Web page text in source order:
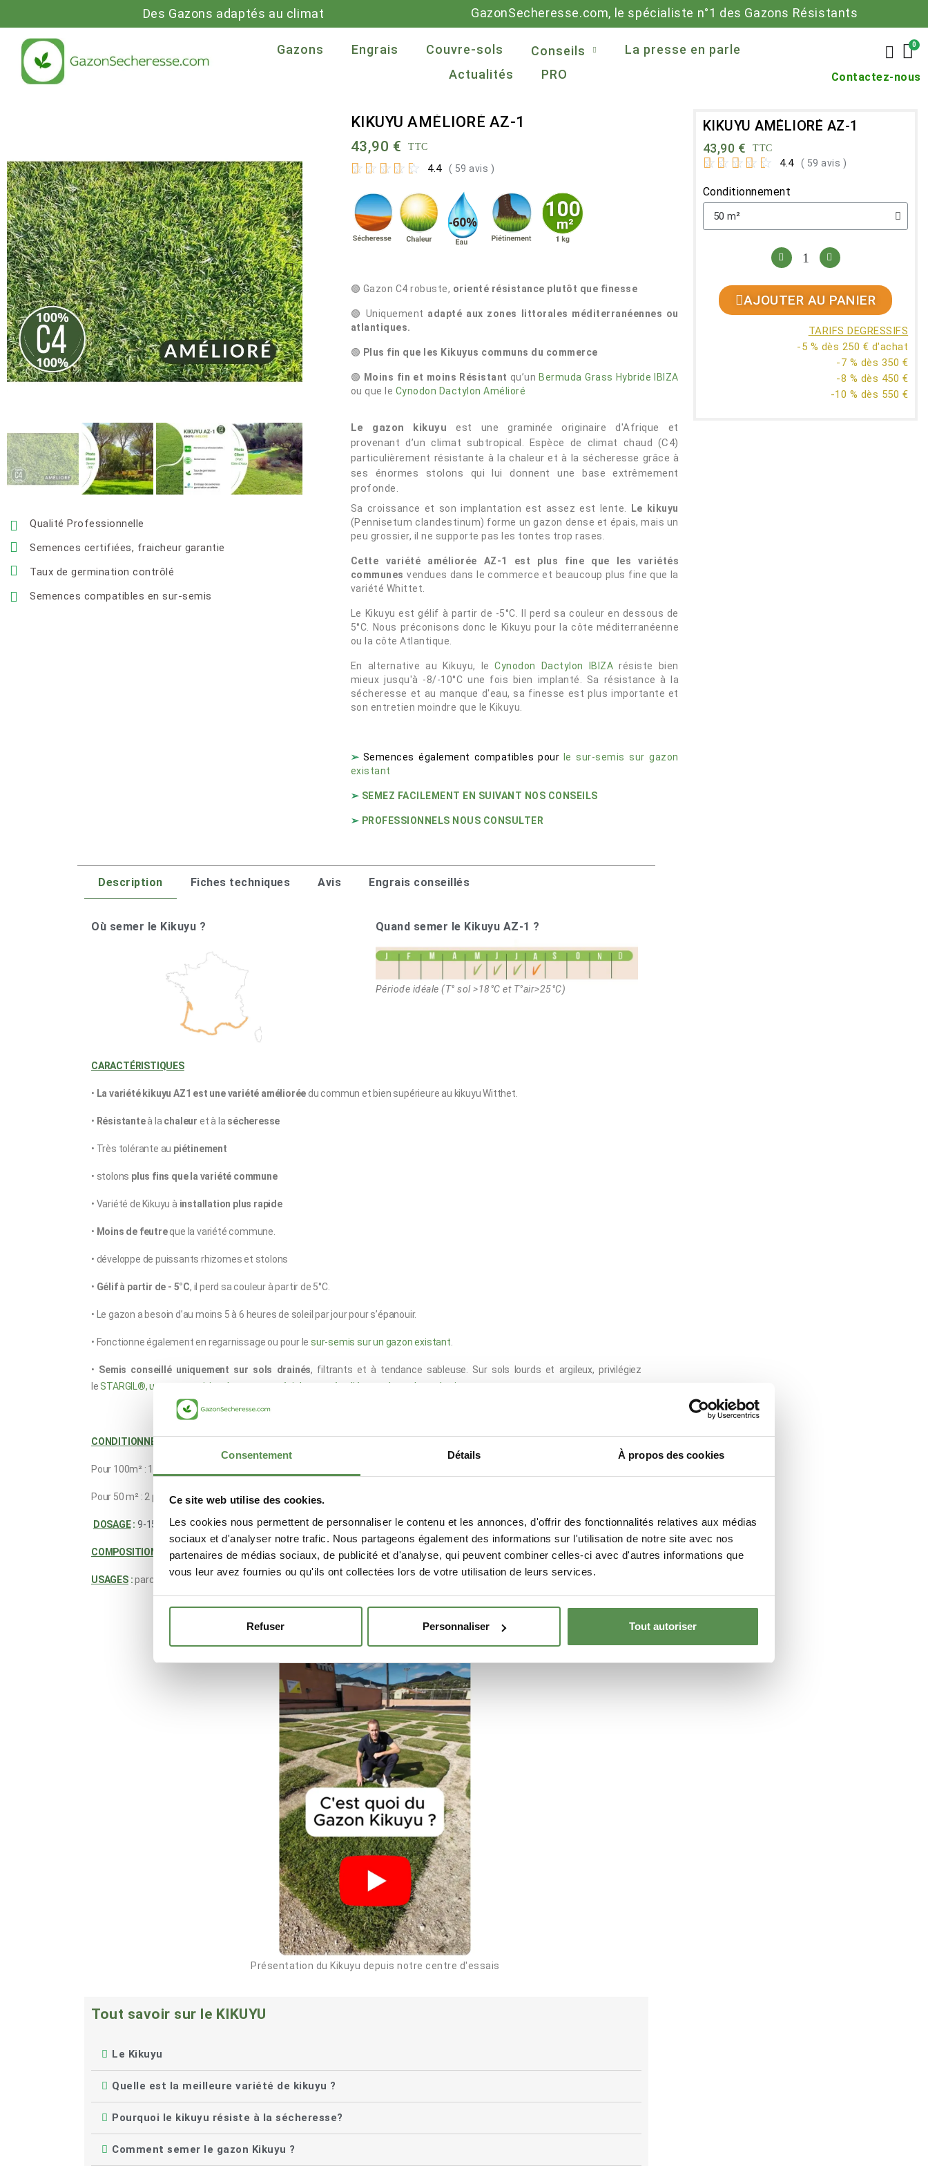
Consentement Détails À propos des cookies
Ce site web utilise des cookies.
Les cookies nous permettent de personnaliser le contenu et les annonces, d'offrir des fonctionnalités relatives aux médias
sociaux et d'analyser notre trafic. Nous partageons également des informations sur l'utilisation de notre site avec nos
partenaires de médias sociaux, de publicité et d'analyse, qui peuvent combiner celles-ci avec d'autres informations que
vous leur avez fournies ou qu'ils ont collectées lors de votre utilisation de leurs services.
Refuser Personnaliser Tout autoriser
Des Gazons adaptés au climat GazonSecheresse.com, le spécialiste n°1 des Gazons Résistants
Gazons Engrais Couvre-sols Conseils
La presse en parle
Actualités
PRO Contactez-nous
Qualité Professionnelle
Semences certifiées, fraicheur garantie
Taux de germination contrôlé
Semences compatibles en sur-semis
KIKUYU AMÉLIORÉ AZ-1
43,90 € TTC
☆ ☆ ☆ ☆ ☆ 4.4 ( 59 avis )
🟢 Gazon C4 robuste, orienté résistance plutôt que finesse
🟢 Uniquement adapté aux zones littorales méditerranéennes ou
atlantiques.
🟢 Plus fin que les Kikuyus communs du commerce
🟢 Moins fin et moins Résistant qu’un Bermuda Grass Hybride IBIZA
ou que le Cynodon Dactylon Amélioré
Le gazon kikuyu est une graminée originaire d'Afrique et
provenant d’un climat subtropical. Espèce de climat chaud (C4)
particulièrement résistante à la chaleur et à la sécheresse grâce à
ses énormes stolons qui lui donnent une base extrêmement
profonde.
Sa croissance et son implantation est assez est lente.
Le kikuyu
(Pennisetum clandestinum) forme un gazon dense et épais, mais un
peu grossier, il ne supporte pas les tontes trop rases.
Cette variété améliorée AZ-1 est plus fine que les variétés
communes vendues dans le commerce et beaucoup plus fine que la
variété Whittet.
Le Kikuyu est gélif à partir de -5°C. Il perd sa couleur en dessous de
5°C. Nous préconisons donc le Kikuyu pour la côte méditerranéenne
ou la côte Atlantique.
En alternative au Kikuyu, leCynodon Dactylon IBIZA résiste bien
mieux jusqu'à -8/-10°C une fois bien implanté. Sa résistance à la
sécheresse et au manque d'eau, sa finesse est plus importante et
son entretien moindre que le Kikuyu.
➢ Semences également compatibles pour le sur-semis sur gazon
existant
➢ SEMEZ FACILEMENT EN SUIVANT NOS CONSEILS
➢ PROFESSIONNELS NOUS CONSULTER
KIKUYU AMÉLIORÉ AZ-1
43,90 € TTC
☆ ☆ ☆ ☆ ☆ 4.4 ( 59 avis )
Conditionnement
AJOUTER AU PANIER
TARIFS DEGRESSIFS
-5 % dès 250 € d'achat
-7 % dès 350 €
-8 % dès 450 €
-10 % dès 550 €
Description Fiches techniques Avis Engrais conseillés
Où semer le Kikuyu ? Quand semer le Kikuyu AZ-1 ?
Période idéale (T° sol >18°C et T°air>25°C)
CARACTÉRISTIQUES
• La variété kikuyu AZ1 est une variété améliorée du commun et bien supérieure au kikuyu Witthet.
• Résistanteà la chaleur et à la sécheresse
• Très tolérante au piétinement
• stolons plus fins que la variété commune
• Variété de Kikuyu à installation plus rapide
• Moins de feutreque la variété commune.
• développe de puissants rhizomes et stolons
• Gélif à partir de - 5°C, il perd sa couleur à partir de 5°C.
• Le gazon a besoin d’au moins 5 à 6 heures de soleil par jour pour s’épanouir.
• Fonctionne également en regarnissage ou pour le sur-semis sur un gazon existant.
• Semis conseillé uniquement sur sols drainés, filtrants et à tendance sableuse. Sur sols lourds et argileux, privilégiez
le STARGIL®, une composition de gazons spécialement étudiée pour les sols asphyxiants.
CONDITIONNEMENTS
Pour 100m² : 1 paquet de 1kg
Pour 50 m² : 2 paquets de 250g poids brut(P oids net : 250g x 2)
DOSAGE:9-15 g/m²
COMPOSITION 100% Kikuyu Pennisetum Clandestinum, variété améliorée AZ-1 (variété C4)
USAGES :parcs et jardins d'ornement
Présentation du Kikuyu depuis notre centre d'essais
Tout savoir sur le KIKUYU
Le Kikuyu
Quelle est la meilleure variété de kikuyu ?
Pourquoi le kikuyu résiste à la sécheresse?
Comment semer le gazon Kikuyu ?